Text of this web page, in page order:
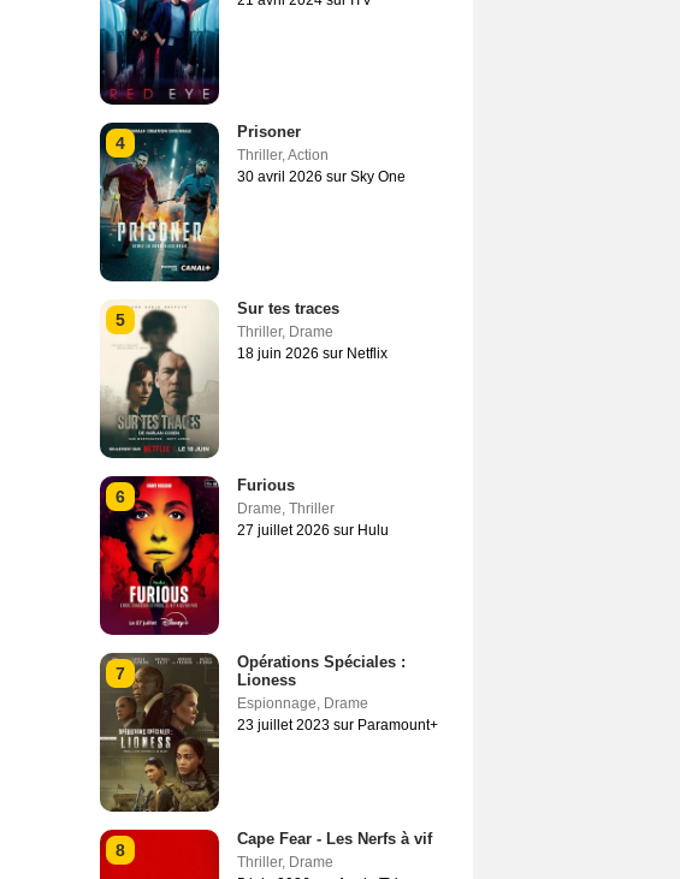
4
Prisoner
Thriller,Action
30 avril 2026 sur Sky One
5
Sur tes traces
Thriller, Drame
18 juin 2026 sur Netflix
6
Furious
Drame, Thriller
27 juillet 2026 sur Hulu
7
Opérations Spéciales :
Lioness
Espionnage, Drame
23 juillet 2023 sur Paramount+
8
Cape Fear - Les Nerfs à vif
Thriller, Drame